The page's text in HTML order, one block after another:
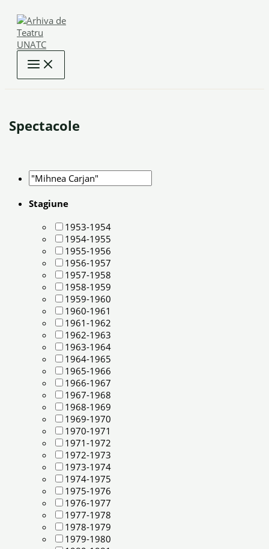
content
Spectacole
Stagiune
1953-1954
1954-1955
1955-1956
1956-1957
1957-1958
1958-1959
1959-1960
1960-1961
1961-1962
1962-1963
1963-1964
1964-1965
1965-1966
1966-1967
1967-1968
1968-1969
1969-1970
1970-1971
1971-1972
1972-1973
1973-1974
1974-1975
1975-1976
1976-1977
1977-1978
1978-1979
1979-1980